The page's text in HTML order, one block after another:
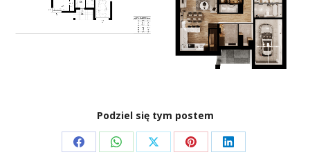
Podziel się tym postem
Share Share Share Share Share